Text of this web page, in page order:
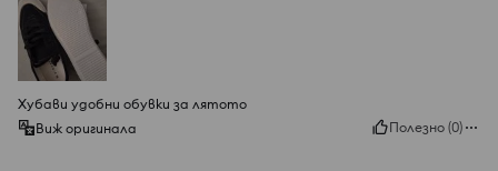
Хубави удобни обувки за лятото
Виж оригинала
Полезно (0)